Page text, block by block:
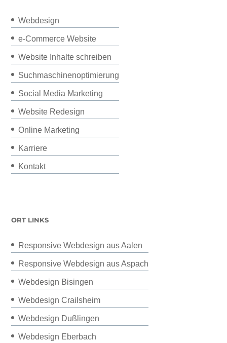
Webdesign
e-Commerce Website
Website Inhalte schreiben
Suchmaschinenoptimierung
Social Media Marketing
Website Redesign
Online Marketing
Karriere
Kontakt
ORT LINKS
Responsive Webdesign aus Aalen
Responsive Webdesign aus Aspach
Webdesign Bisingen
Webdesign Crailsheim
Webdesign Dußlingen
Webdesign Eberbach